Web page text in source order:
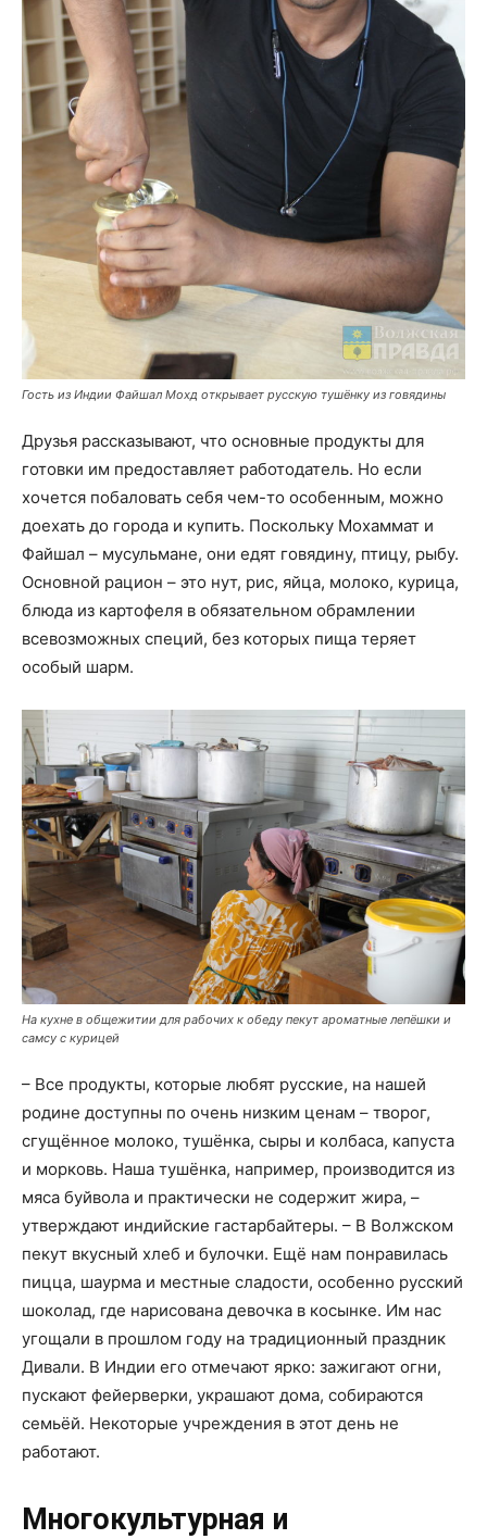
Гость из Индии Файшал Мохд открывает русскую тушёнку из говядины
Друзья рассказывают, что основные продукты для
готовки им предоставляет работодатель. Но если
хочется побаловать себя чем-то особенным, можно
доехать до города и купить. Поскольку Мохаммат и
Файшал – мусульмане, они едят говядину, птицу, рыбу.
Основной рацион – это нут, рис, яйца, молоко, курица,
блюда из картофеля в обязательном обрамлении
всевозможных специй, без которых пища теряет
особый шарм.
На кухне в общежитии для рабочих к обеду пекут ароматные лепёшки и
самсу с курицей
– Все продукты, которые любят русские, на нашей
родине доступны по очень низким ценам – творог,
сгущённое молоко, тушёнка, сыры и колбаса, капуста
и морковь. Наша тушёнка, например, производится из
мяса буйвола и практически не содержит жира, –
утверждают индийские гастарбайтеры. – В Волжском
пекут вкусный хлеб и булочки. Ещё нам понравилась
пицца, шаурма и местные сладости, особенно русский
шоколад, где нарисована девочка в косынке. Им нас
угощали в прошлом году на традиционный праздник
Дивали. В Индии его отмечают ярко: зажигают огни,
пускают фейерверки, украшают дома, собираются
семьёй. Некоторые учреждения в этот день не
работают.
Многокультурная и